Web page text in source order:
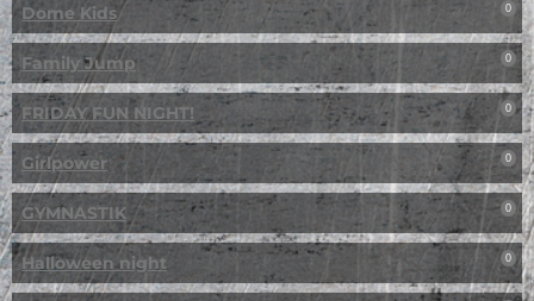
Dome Kids 0
Family Jump 0
FRIDAY FUN NIGHT! 0
Girlpower 0
GYMNASTIK 0
Halloween night 0